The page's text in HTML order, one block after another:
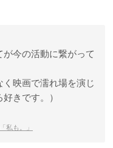
今の活動に繋がって
映画で濡れ場を演じ
きです。）
私も。」